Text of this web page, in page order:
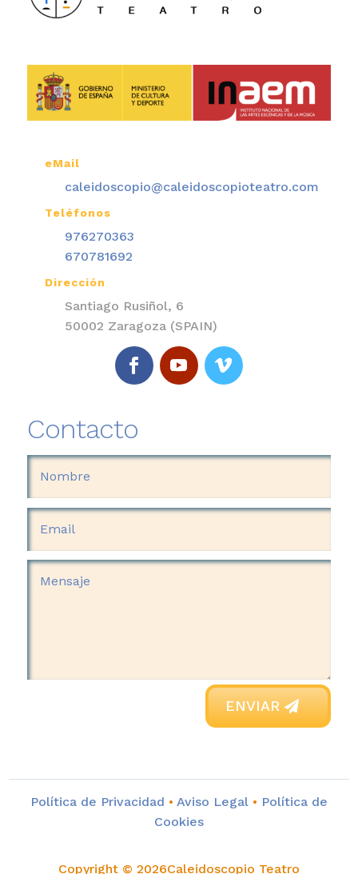
eMail
caleidoscopio@caleidoscopioteatro.com
Teléfonos
976270363
670781692
Dirección
Santiago Rusiñol, 6
50002 Zaragoza (SPAIN)
Contacto
ENVIAR
Política de Privacidad • Aviso Legal • Política de
Cookies
Copyright © 2026Caleidoscopio Teatro